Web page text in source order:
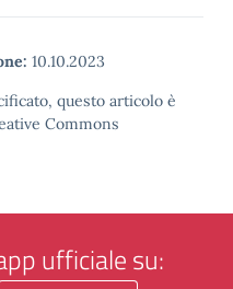
10.10.2023
questo articolo è
Commons
ufficiale su: